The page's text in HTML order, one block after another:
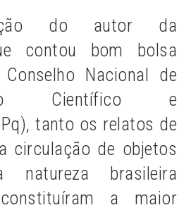
do autor da
contou bom bolsa
Nacional de
Científico e
tanto os relatos de
circulação de objetos
natureza brasileira
constituíram a maior